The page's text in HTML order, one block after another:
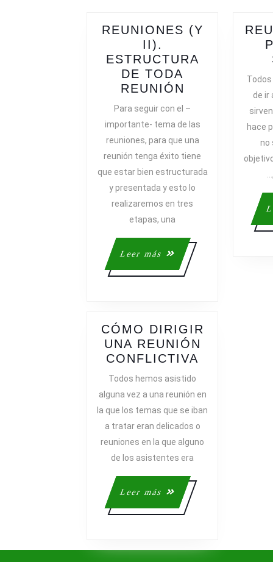
REUNIONES (Y
II).
ESTRUCTURA
DE TODA
REUNIÓN
DE
TODA
REUNIÓN
Para seguir con el –
importante- tema de las
reuniones, para que una
reunión tenga éxito tiene
que estar bien estructurada
y presentada y esto lo
realizaremos en tres
etapas, una
Leer más
Leer
más
de ir
hace
no
CÓMO DIRIGIR
UNA REUNIÓN
CONFLICTIVA
REUNIÓN
Todos hemos asistido
alguna vez a una reunión en
la que los temas que se iban
a tratar eran delicados o
reuniones en la que alguno
de los asistentes era
Leer más
Leer
más